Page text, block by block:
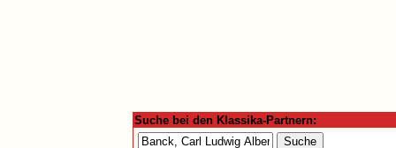
Suche bei den Klassika-Partnern: